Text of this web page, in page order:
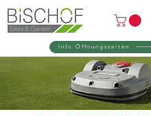
Info Öffnungszeiten